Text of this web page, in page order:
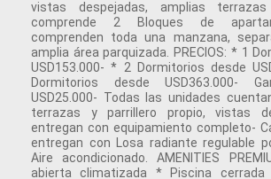
vistas despejadas, amplias
comprende 2 Bloques de
comprenden toda una manzana,
amplia área parquizada. PRECIOS: * 1
USD153.000- * 2 Dormitorios desde
Dormitorios desde USD363.000-
USD25.000- Todas las unidades
terrazas y parrillero propio, vistas
entregan con equipamiento completo-
entregan con Losa radiante regulable
Aire acondicionado. AMENITIES
abierta climatizada * Piscina